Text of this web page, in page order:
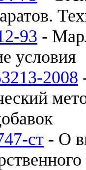
93 -
условия
2008
ст - О